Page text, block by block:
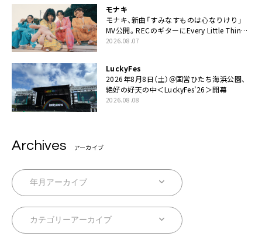
モナキ
モナキ、新曲「すみなすものは心なりけり」
MV公開。RECのギターにEvery Little Thing・
伊藤一朗参加も
2026.08.07
LuckyFes
2026年8月8日（土）＠国営ひたち海浜公園、
絶好の好天の中＜LuckyFes’26＞開幕
2026.08.08
Archives アーカイブ